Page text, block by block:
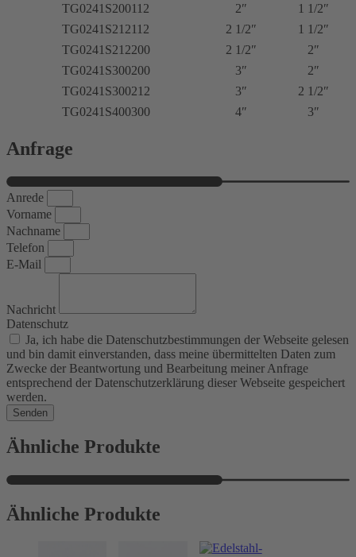
TG0241S200112
2″
1 1/2″
TG0241S212112
2 1/2″
1 1/2″
TG0241S212200
2 1/2″
2″
TG0241S300200
3″
2″
TG0241S300212
3″
2 1/2″
TG0241S400300
4″ 3″
Anfrage
Anrede
Vorname
Nachname
Telefon
E-Mail
Nachricht
Datenschutz
Ja, ich habe die Datenschutzbestimmungen der Webseite gelesen
und bin damit einverstanden, dass meine übermittelten Daten zum
Zwecke der Beantwortung und Bearbeitung meiner Anfrage
entsprechend der Datenschutzerklärung dieser Webseite gespeichert
werden.
Senden
Ähnliche Produkte
Ähnliche Produkte